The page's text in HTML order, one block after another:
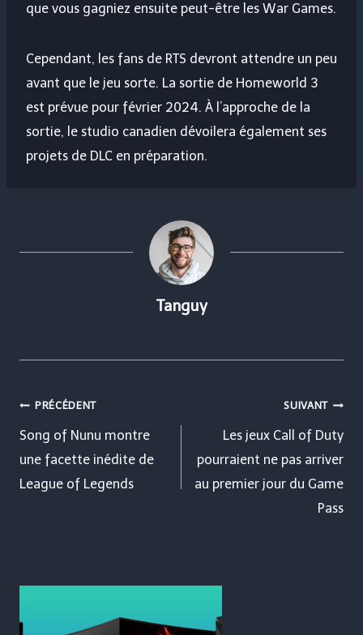
que vous gagniez ensuite peut-être les War Games.
Cependant, les fans de RTS devront attendre un peu
avant que le jeu sorte. La sortie de Homeworld 3
est prévue pour février 2024. À l’approche de la
sortie, le studio canadien dévoilera également ses
projets de DLC en préparation.
Tanguy
Navigation
de
l’article
PRÉCÉDENT
Song of Nunu montre
une facette inédite de
League of Legends
SUIVANT
Les jeux Call of Duty
pourraient ne pas arriver
au premier jour du Game
Pass